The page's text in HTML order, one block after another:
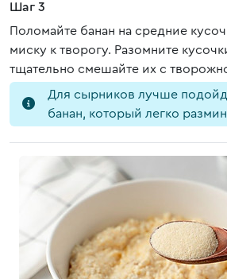
Шаг 3
Поломайте банан на средние
миску к творогу. Разомните
тщательно смешайте их с
Для сырников лучше
банан, который легко